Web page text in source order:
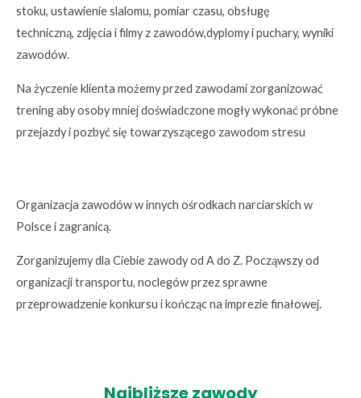
stoku, ustawienie slalomu, pomiar czasu, obsługę
techniczną, zdjęcia i filmy z zawodów,dyplomy i puchary, wyniki
zawodów.
Na życzenie klienta możemy przed zawodami zorganizować
trening aby osoby mniej doświadczone mogły wykonać próbne
przejazdy i pozbyć się towarzyszącego zawodom stresu
Organizacja zawodów w innych ośrodkach narciarskich w
Polsce i zagranicą.
Zorganizujemy dla Ciebie zawody od A do Z. Począwszy od
organizacji transportu, noclegów przez sprawne
przeprowadzenie konkursu i kończąc na imprezie finałowej.
Najbliższe zawody